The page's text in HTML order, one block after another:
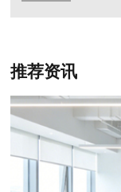
推荐资讯